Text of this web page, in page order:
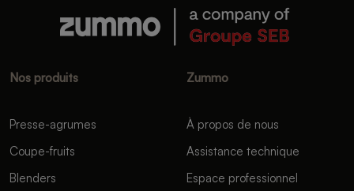
Nos produits
Presse-agrumes
Coupe-fruits
Blenders
Zummo
À propos de nous
Assistance technique
Espace professionnel